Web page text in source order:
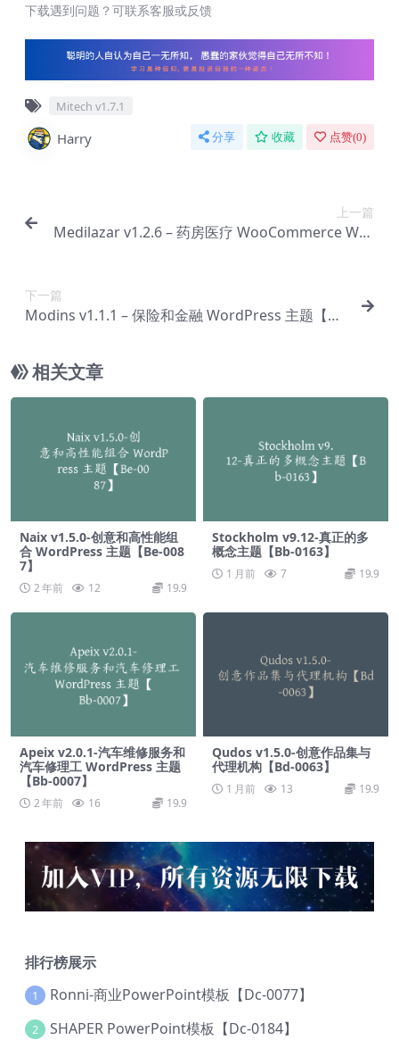
下载遇到问题？可联系客服或反馈
Mitech v1.7.1
Harry 分享 收藏 点赞(0)
上一篇
Medilazar v1.2.6 – 药房医疗 WooCommerce Wor
下一篇
Modins v1.1.1 – 保险和金融 WordPress 主题【Bg
相关文章
Naix v1.5.0-创意和高性能组
合 WordPress 主题【Be-008
7】
2 年前 12 19.9
Stockholm v9.12-真正的多
概念主题【Bb-0163】
1 月前 7 19.9
Apeix v2.0.1-汽车维修服务和
汽车修理工 WordPress 主题
【Bb-0007】
2 年前 16 19.9
Qudos v1.5.0-创意作品集与
代理机构【Bd-0063】
1 月前 13 19.9
排行榜展示
1 Ronni-商业PowerPoint模板【Dc-0077】
2 SHAPER PowerPoint模板【Dc-0184】